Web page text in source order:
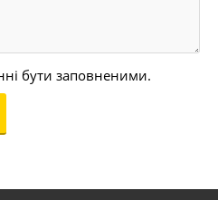
бути заповненими.